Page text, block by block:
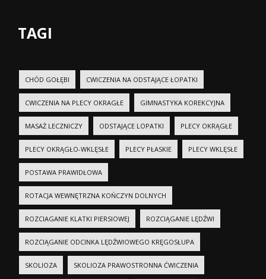
TAGI
CHÓD GOŁĘBI CWICZENIA NA ODSTAJĄCE ŁOPATKI
CWICZENIA NA PLECY OKRAGŁE GIMNASTYKA KOREKCYJNA
MASAŻ LECZNICZY ODSTAJĄCE LOPATKI PLECY OKRĄGŁE
PLECY OKRĄGŁO-WKLĘSŁE PLECY PŁASKIE PLECY WKLĘSŁE
POSTAWA PRAWIDŁOWA
ROTACJA WEWNĘTRZNA KOŃCZYN DOLNYCH
ROZCIAGANIE KLATKI PIERSIOWEJ ROZCIĄGANIE LĘDŹWI
ROZCIĄGANIE ODCINKA LĘDŹWIOWEGO KRĘGOSŁUPA
SKOLIOZA SKOLIOZA PRAWOSTRONNA ĆWICZENIA